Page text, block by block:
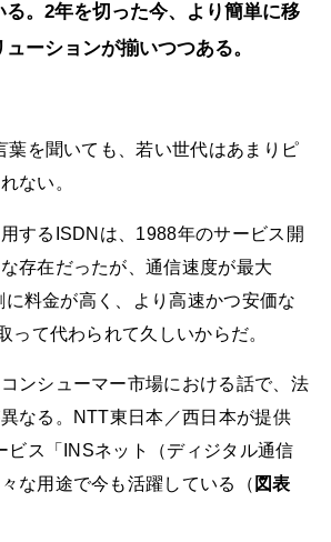
。2年を切った今、より簡単に移
ーションが揃いつつある。
葉を聞いても、若い世代はあまりピ
ない。
するISDNは、1988年のサービス開
存在だったが、通信速度が最大
料金が高く、より高速かつ安価な
って代わられて久しいからだ。
ンシューマー市場における話で、法
なる。NTT東日本／西日本が提供
ビス「INSネット（ディジタル通信
な用途で今も活躍している（ 図表